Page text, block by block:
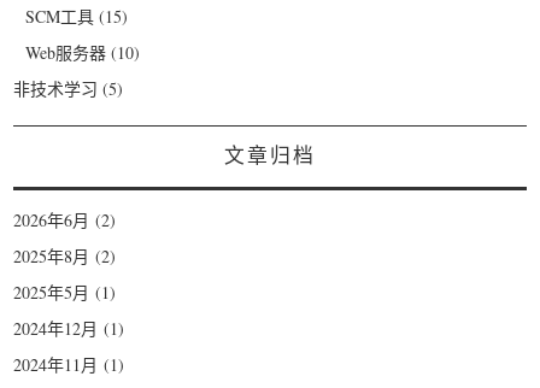
SCM工具 (15)
Web服务器 (10)
非技术学习 (5)
文章归档
2026年6月 (2)
2025年8月 (2)
2025年5月 (1)
2024年12月 (1)
2024年11月 (1)